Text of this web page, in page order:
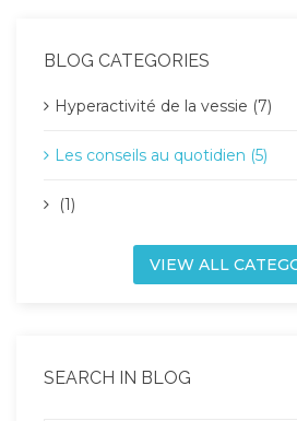
BLOG CATEGORIES
Hyperactivité de la vessie (7)
Les conseils au quotidien (5)
(1)
VIEW ALL
SEARCH IN BLOG